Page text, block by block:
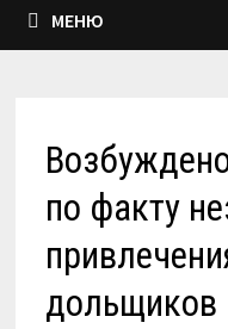
МЕНЮ
по факту
дольщиков